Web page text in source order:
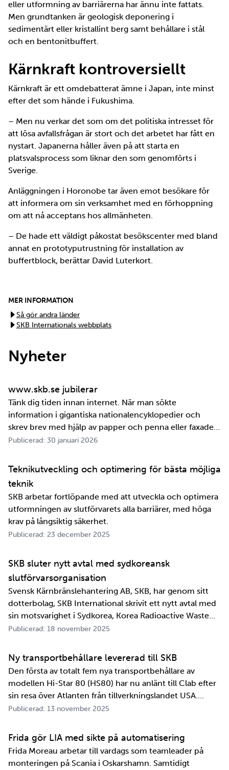
eller utformning av barriärerna har ännu inte fattats.
Men grundtanken är geologisk deponering i
sedimentärt eller kristallint berg samt behållare i stål
och en bentonitbuffert.
Kärnkraft kontroversiellt
Kärnkraft är ett omdebatterat ämne i Japan, inte minst
efter det som hände i Fukushima.
– Men nu verkar det som om det politiska intresset för
att lösa avfallsfrågan är stort och det arbetet har fått en
nystart. Japanerna håller även på att starta en
platsvalsprocess som liknar den som genomförts i
Sverige.
Anläggningen i Horonobe tar även emot besökare för
att informera om sin verksamhet med en förhoppning
om att nå acceptans hos allmänheten.
– De hade ett väldigt påkostat besökscenter med bland
annat en prototyputrustning för installation av
buffertblock, berättar David Luterkort.
MER INFORMATION
Så gör andra länder
SKB Internationals webbplats
Nyheter
www.skb.se jubilerar
Tänk dig tiden innan internet. När man sökte
information i gigantiska nationalencyklopedier och
skrev brev med hjälp av papper och penna eller faxade
om ett meddelande skulle fram snabbt. Det är inte
perspektiv i alla fall. För oss på SKB är det …
Publicerad: 30 januari 2026
Teknikutveckling och optimering för bästa möjliga
teknik
SKB arbetar fortlöpande med att utveckla och optimera
utformningen av slutförvarets alla barriärer, med höga
krav på långsiktig säkerhet.
Publicerad: 23 december 2025
SKB sluter nytt avtal med sydkoreansk
slutförvarsorganisation
Svensk Kärnbränslehantering AB, SKB, har genom sitt
dotterbolag, SKB International skrivit ett nytt avtal med
sin motsvarighet i Sydkorea, Korea Radioactive Waste
Agency, KORAD. Avtalet, som är ett så kallat
samarbetet mellan de två organisationerna. …
Publicerad: 18 november 2025
Ny transportbehållare levererad till SKB
Den första av totalt fem nya transportbehållare av
modellen Hi-Star 80 (HS80) har nu anlänt till Clab efter
sin resa över Atlanten från tillverkningslandet USA.
Innan transportbehållaren kan bli en del av SKB:s
tester och utbildningar. Redan 2008 i…
Publicerad: 13 november 2025
Frida gör LIA med sikte på automatisering
Frida Moreau arbetar till vardags som teamleader på
monteringen på Scania i Oskarshamn. Samtidigt